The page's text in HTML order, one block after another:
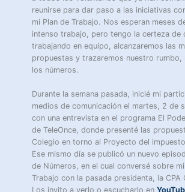
reunirse para dar paso a las iniciativas
mi Plan de Trabajo. Nos esperan meses
intenso trabajo, pero tengo la certeza de
trabajando en equipo, alcanzaremos las
propuestas y trazaremos nuestro rumbo,
los números.
Durante la semana pasada, inicié mi
medios de comunicación el martes, 2 de
con una entrevista en el programa El
de TeleOnce, donde presenté las
Colegio en torno al Proyecto del
Ese mismo día se publicó un nuevo
de Números, en el cual conversé sobre
Trabajo con la pasada presidenta, la CPA
Los invito a verlo o escucharlo en